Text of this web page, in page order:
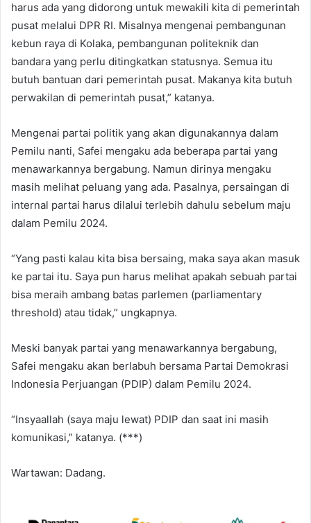
harus ada yang didorong untuk mewakili kita di pemerintah
pusat melalui DPR RI. Misalnya mengenai pembangunan
kebun raya di Kolaka, pembangunan politeknik dan
bandara yang perlu ditingkatkan statusnya. Semua itu
butuh bantuan dari pemerintah pusat. Makanya kita butuh
perwakilan di pemerintah pusat,” katanya.
Mengenai partai politik yang akan digunakannya dalam
Pemilu nanti, Safei mengaku ada beberapa partai yang
menawarkannya bergabung. Namun dirinya mengaku
masih melihat peluang yang ada. Pasalnya, persaingan di
internal partai harus dilalui terlebih dahulu sebelum maju
dalam Pemilu 2024.
“Yang pasti kalau kita bisa bersaing, maka saya akan masuk
ke partai itu. Saya pun harus melihat apakah sebuah partai
bisa meraih ambang batas parlemen (parliamentary
threshold) atau tidak,” ungkapnya.
Meski banyak partai yang menawarkannya bergabung,
Safei mengaku akan berlabuh bersama Partai Demokrasi
Indonesia Perjuangan (PDIP) dalam Pemilu 2024.
“Insyaallah (saya maju lewat) PDIP dan saat ini masih
komunikasi,” katanya. (***)
Wartawan: Dadang.